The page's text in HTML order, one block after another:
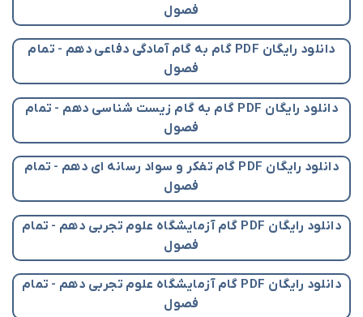
فصول
دانلود رایگان PDF گام به گام آمادگی دفاعی دهم - تمام
فصول
دانلود رایگان PDF گام به گام زیست شناسی دهم - تمام
فصول
دانلود رایگان PDF گام تفکر و سواد رسانه ای دهم - تمام
فصول
دانلود رایگان PDF گام آزمایشگاه علوم تجربی دهم - تمام
فصول
دانلود رایگان PDF گام آزمایشگاه علوم تجربی دهم - تمام
فصول